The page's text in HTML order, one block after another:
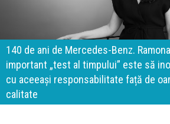
140 de ani de Mercedes-Benz.
important „test al timpului” este să
cu aceeași responsabilitate față de
calitate